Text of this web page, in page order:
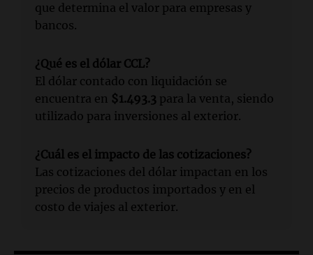
que determina el valor para empresas y
bancos.
¿Qué es el dólar CCL?
El dólar contado con liquidación se
encuentra en $1.493.3 para la venta, siendo
utilizado para inversiones al exterior.
¿Cuál es el impacto de las cotizaciones?
Las cotizaciones del dólar impactan en los
precios de productos importados y en el
costo de viajes al exterior.